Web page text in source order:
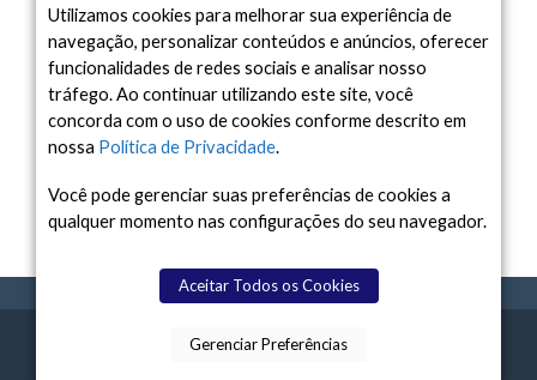
Arquivo
Arquivo
TERMOS CONTATO SPACE TODAY
Utilizamos cookies para melhorar sua experiência de
navegação, personalizar conteúdos e anúncios, oferecer
funcionalidades de redes sociais e analisar nosso
tráfego. Ao continuar utilizando este site, você
concorda com o uso de cookies conforme descrito em
nossa Política de Privacidade.
Você pode gerenciar suas preferências de cookies a
qualquer momento nas configurações do seu navegador.
Aceitar Todos os Cookies
Gerenciar Preferências